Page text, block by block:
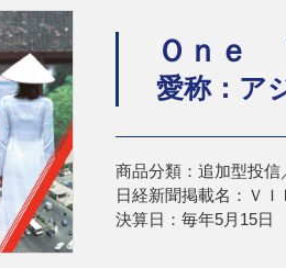
Ｏｎｅ
愛称：ア
商品分類：追加型投信
日経新聞掲載名：ＶＩ
決算日：毎年5月15日